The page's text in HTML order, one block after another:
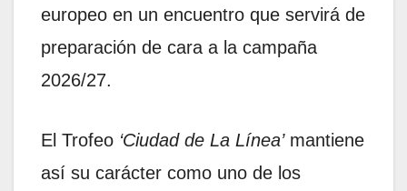
europeo en un encuentro que servirá de
preparación de cara a la campaña
2026/27.
El Trofeo ‘Ciudad de La Línea’mantiene
así su carácter como uno de los